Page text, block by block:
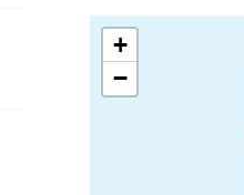
+
−